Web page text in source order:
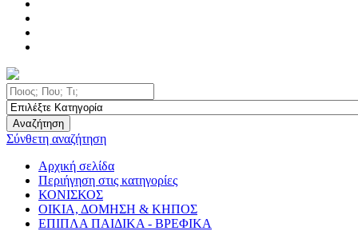
Αναζήτηση
Σύνθετη αναζήτηση
Αρχική σελίδα
Περιήγηση στις κατηγορίες
ΚΟΝΙΣΚΟΣ
ΟΙΚΙΑ, ΔΟΜΗΣΗ & ΚΗΠΟΣ
ΕΠΙΠΛΑ ΠΑΙΔΙΚΑ - ΒΡΕΦΙΚΑ